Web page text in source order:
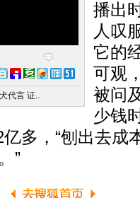
代言 证..
播出
人叹
它的
可观
被问
少钱
多，“刨出去成
”